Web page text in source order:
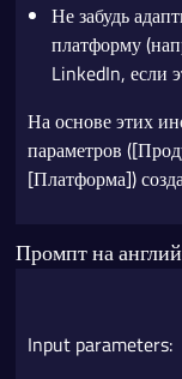
Не забудь
платформу
LinkedIn, если
На основе этих
параметров
[Платформа])
Промпт на
Input parameters: